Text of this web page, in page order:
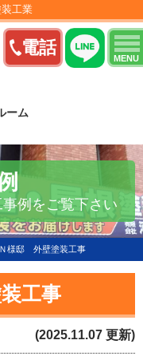
電話
MENU
工業
ーム
例をご覧下さい
様邸 外壁塗装工事
工事
(2025.11.07 更新)